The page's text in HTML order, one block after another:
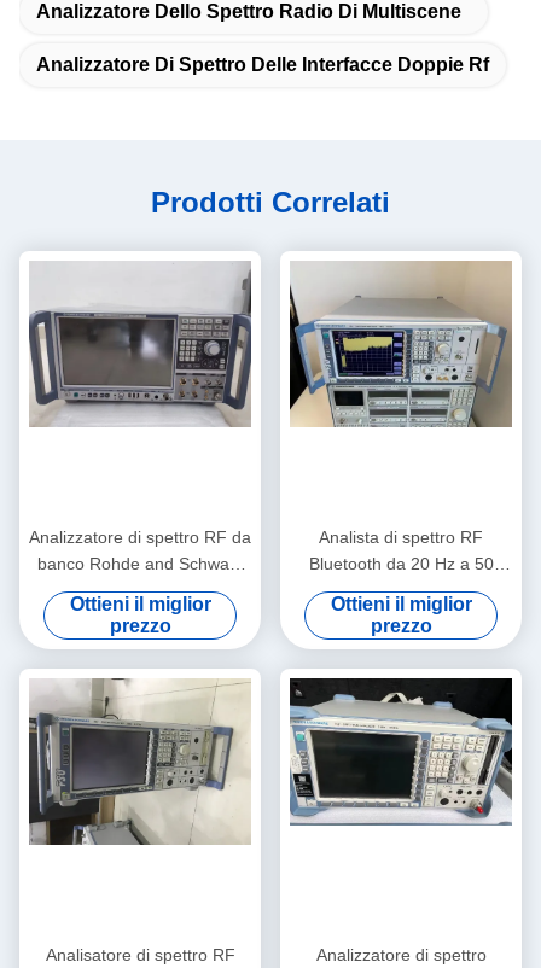
Analizzatore Dello Spettro Radio Di Multiscene
Analizzatore Di Spettro Delle Interfacce Doppie Rf
Prodotti Correlati
Analizzatore di spettro RF da
banco Rohde and Schwarz
FSW67 con intervallo da 2
Hz a 67 GHz e basso
rumore di fase
Ottieni il miglior
prezzo
Analista di spettro RF
Bluetooth da 20 Hz a 50
GHz Rohde And Schwarz
FSU50
Ottieni il miglior
prezzo
Analisatore di spettro RF
Analizzatore di spettro